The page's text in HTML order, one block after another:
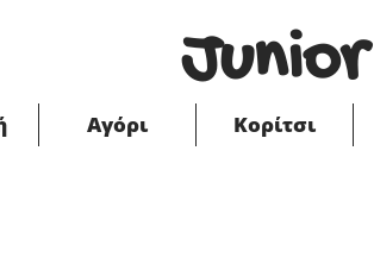
Junior
Αγόρι Κορίτσι